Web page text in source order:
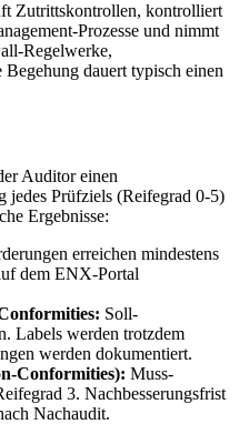
Zutrittskontrollen, kontrolliert
Prozesse und nimmt
Regelwerke,
dauert typisch einen
Auditor einen
jedes Prüfziels (Reifegrad 0-5)
Ergebnisse:
erreichen mindestens
dem ENX-Portal
Soll-
Labels werden trotzdem
werden dokumentiert.
Conformities): Muss-
3. Nachbesserungsfrist
Nachaudit.